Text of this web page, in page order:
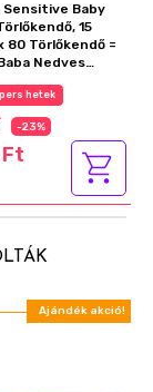
Sensitive Baby
15
80 Törlőkendő =
Nedves
hetek
-23%
Ajándék akció!